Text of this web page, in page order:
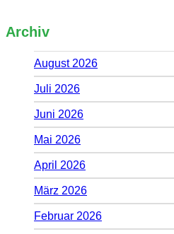
Archiv
August 2026
Juli 2026
Juni 2026
Mai 2026
April 2026
März 2026
Februar 2026